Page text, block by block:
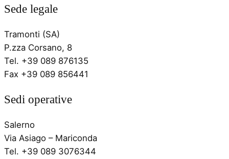
Sede legale
Tramonti (SA)
P.zza Corsano, 8
Tel. +39 089 876135
Fax +39 089 856441
Sedi operative
Salerno
Via Asiago – Mariconda
Tel. +39 089 3076344